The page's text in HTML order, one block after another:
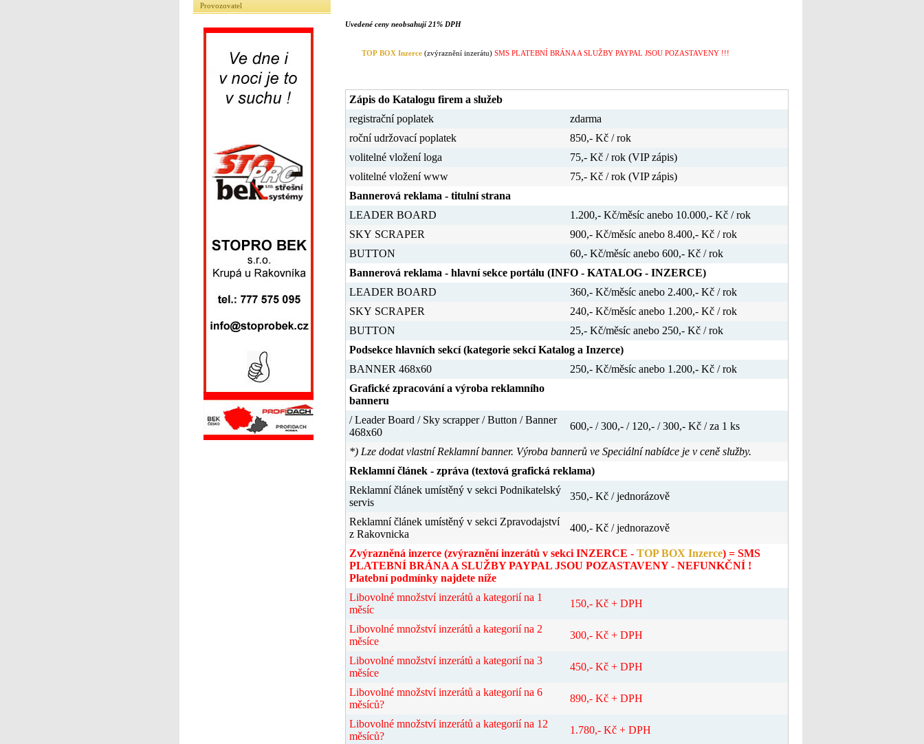
Provozovatel
Uvedené ceny neobsahují 21% DPH
TOP BOX Inzerce (zvýraznění inzerátu) SMS PLATEBNÍ BRÁNA A SLUŽBY PAYPAL JSOU POZASTAVENY !!!
Zápis do Katalogu firem a služeb
registrační poplatek
zdarma
roční udržovací poplatek
850,- Kč / rok
volitelné vložení loga
75,- Kč / rok (VIP zápis)
volitelné vložení www
75,- Kč / rok (VIP zápis)
Bannerová reklama - titulní strana
LEADER BOARD
1.200,- Kč/měsíc anebo 10.000,- Kč / rok
SKY SCRAPER
900,- Kč/měsíc anebo 8.400,- Kč / rok
BUTTON
60,- Kč/měsíc anebo 600,- Kč / rok
Bannerová reklama - hlavní sekce portálu (INFO - KATALOG - INZERCE)
LEADER BOARD
360,- Kč/měsíc anebo 2.400,- Kč / rok
SKY SCRAPER
240,- Kč/měsíc anebo 1.200,- Kč / rok
BUTTON
25,- Kč/měsíc anebo 250,- Kč / rok
Podsekce hlavních sekcí (kategorie sekcí Katalog a Inzerce)
BANNER 468x60
250,- Kč/měsíc anebo 1.200,- Kč / rok
Grafické zpracování a výroba reklamního
banneru
/ Leader Board / Sky scrapper / Button / Banner
468x60
600,- / 300,- / 120,- / 300,- Kč / za 1 ks
*) Lze dodat vlastní Reklamní banner. Výroba bannerů ve Speciální nabídce je v ceně služby.
Reklamní článek - zpráva (textová grafická reklama)
Reklamní článek umístěný v sekci Podnikatelský
servis
350,- Kč / jednorázově
Reklamní článek umístěný v sekci Zpravodajství
z Rakovnicka
400,- Kč / jednorazově
Zvýrazněná inzerce (zvýraznění inzerátů v sekci INZERCE - TOP BOX Inzerce) = SMS
PLATEBNÍ BRÁNA A SLUŽBY PAYPAL JSOU POZASTAVENY - NEFUNKČNÍ !
Platební podmínky najdete níže
Libovolné množství inzerátů a kategorií na 1
měsíc
150,- Kč + DPH
Libovolné množství inzerátů a kategorií na 2
měsíce
300,- Kč + DPH
Libovolné množství inzerátů a kategorií na 3
měsíce
450,- Kč + DPH
Libovolné množství inzerátů a kategorií na 6
měsíců?
890,- Kč + DPH
Libovolné množství inzerátů a kategorií na 12
měsíců?
1.780,- Kč + DPH